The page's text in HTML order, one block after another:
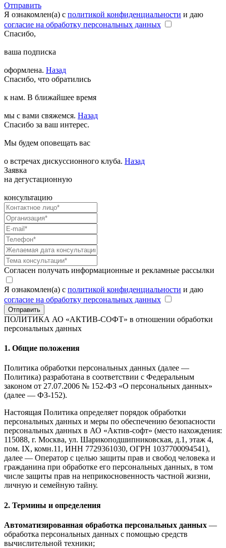
Отправить
Я ознакомлен(а) с политикой конфиденциальности и даю
согласие на обработку персональных данных
Спасибо,
ваша подписка
оформлена. Назад
Спасибо, что обратились
к нам. В ближайшее время
мы с вами свяжемся. Назад
Спасибо за ваш интерес.
Мы будем оповещать вас
о встречах дискуссионного клуба. Назад
Заявка
на дегустационную
консультацию
Согласен получать информационные и рекламные рассылки
Я ознакомлен(а) с политикой конфиденциальности и даю
согласие на обработку персональных данных
Отправить
ПОЛИТИКА АО «АКТИВ-СОФТ» в отношении обработки
персональных данных
1. Общие положения
Политика обработки персональных данных (далее —
Политика) разработана в соответствии с Федеральным
законом от 27.07.2006 № 152-ФЗ «О персональных данных»
(далее — ФЗ-152).
Настоящая Политика определяет порядок обработки
персональных данных и меры по обеспечению безопасности
персональных данных в АО «Актив-софт» (место нахождения:
115088, г. Москва, ул. Шарикоподшипниковская, д.1, этаж 4,
пом. IX, комн.11, ИНН 7729361030, ОГРН 1037700094541),
далее — Оператор с целью защиты прав и свобод человека и
гражданина при обработке его персональных данных, в том
числе защиты прав на неприкосновенность частной жизни,
личную и семейную тайну.
2. Термины и определения
Автоматизированная обработка персональных данных —
обработка персональных данных с помощью средств
вычислительной техники;